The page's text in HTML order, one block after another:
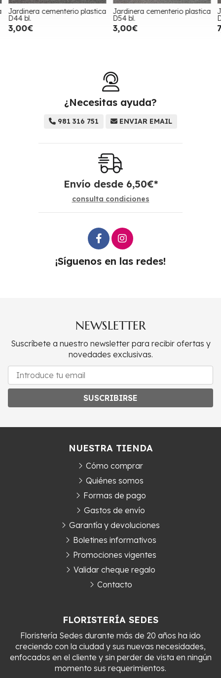
Jardinera cementerio plastica
D44 bl.
3,00€
Jardinera cementerio plastica
D54 bl.
3,00€
¿Necesitas ayuda?
981 316 751 ENVIAR EMAIL
Envío desde 6,50€*
consulta condiciones
¡Síguenos en las redes!
NEWSLETTER
Suscríbete a nuestro newsletter para recibir ofertas y
novedades exclusivas.
SUSCRIBIRSE
FLORISTERÍA SEDES
Floristería Sedes durante más de 20 años ha ido
creciendo con la ciudad y sus nuevas necesidades,
enfocados en el cliente y sin perder de vista en ningún
momento sus requerimientos.
NUESTRA TIENDA
Cómo comprar
Quiénes somos
Formas de pago
Gastos de envío
Garantía y devoluciones
Boletines informativos
Promociones vigentes
Validar cheque regalo
Contacto